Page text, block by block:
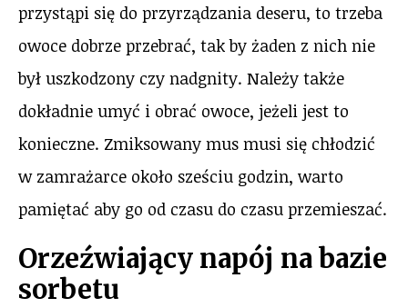
przystąpi się do przyrządzania deseru, to trzeba
owoce dobrze przebrać, tak by żaden z nich nie
był uszkodzony czy nadgnity. Należy także
dokładnie umyć i obrać owoce, jeżeli jest to
konieczne. Zmiksowany mus musi się chłodzić
w zamrażarce około sześciu godzin, warto
pamiętać aby go od czasu do czasu przemieszać.
Orzeźwiający napój na bazie
sorbetu